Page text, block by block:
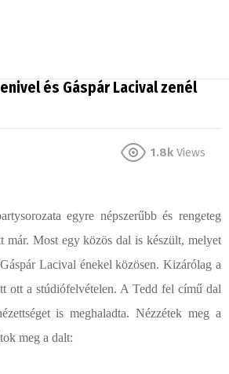
és Gáspár Lacival zenél
1.8k Views
egyre népszerűbb és rengeteg
már. Most egy közös dal is készült, melyet
Lacival énekel közösen. Kizárólag a
ott a stúdiófelvételen. A Tedd fel című dal
is meghaladta. Nézzétek meg a
meg a dalt: